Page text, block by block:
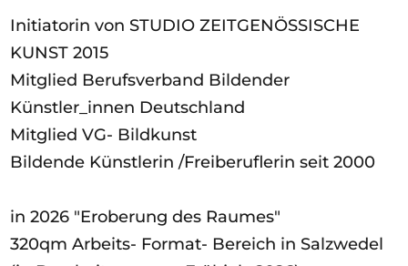
Initiatorin von STUDIO ZEITGENÖSSISCHE
KUNST 2015
Mitglied Berufsverband Bildender
Künstler_innen Deutschland
Mitglied VG- Bildkunst
Bildende Künstlerin /Freiberuflerin seit 2000
in 2026 "Eroberung des Raumes"
320qm Arbeits- Format- Bereich in Salzwedel